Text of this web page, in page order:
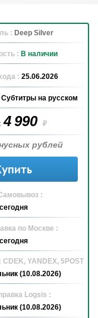
: Deep Silver
: В наличии
: 25.06.2026
Субтитры на русском
:4 990 ₽
рублей
:
сегодня
по Москве :
сегодня
YANDEX, 5POST
(10.08.2026)
Logsis :
(10.08.2026)